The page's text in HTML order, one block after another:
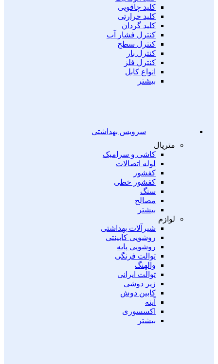
کلید چاقویی
کلید حرارتی
کلید گردان
کنترل فشار آب
کنترل سطح
کنترل بار
کنترل فلز
انواع کابل
بیشتر
سرویس بهداشتی
متریال
کاشی و سرامیک
لوله اتصالات
کفشور
کفشور خطی
سنگ
مصالح
بیشتر
لوازم
شیرآلات بهداشتی
روشویی کابینتی
روشویی پایه
توالت فرنگی
والهنگ
توالت ایرانی
زیر دوشی
کابین دوش
آینه
اکسسوری
بیشتر